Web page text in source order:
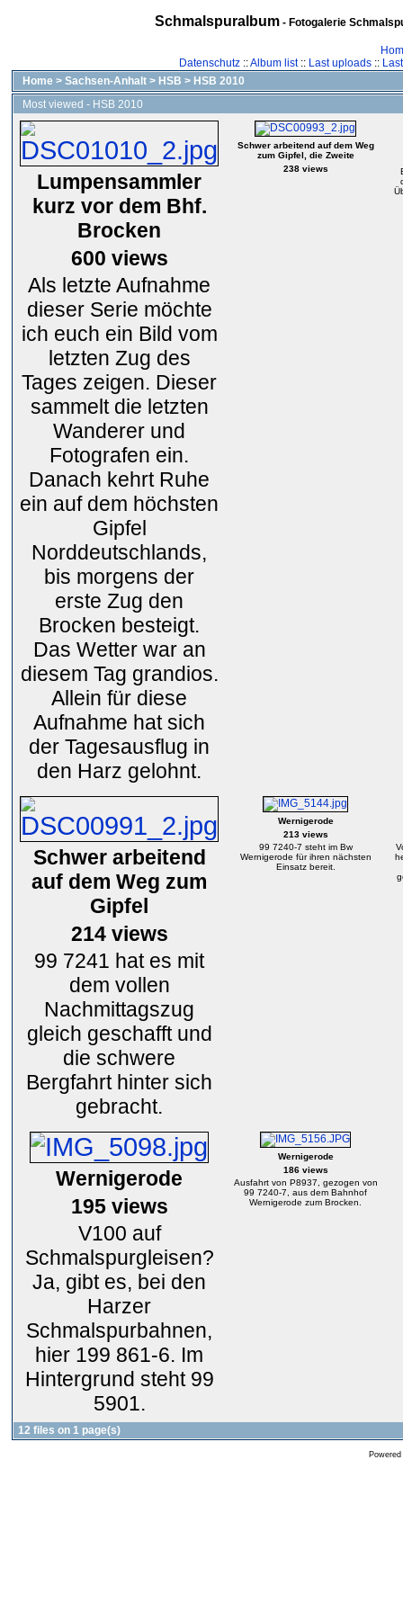
Schmalspuralbum- Fotogalerie
Datenschutz::Album list:: Last uploads::
Home > Sachsen-Anhalt > HSB > HSB 2010
Most viewed - HSB 2010
Lumpensammler
kurz vor dem Bhf.
Brocken
600 views
Als letzte Aufnahme
dieser Serie möchte
ich euch ein Bild vom
letzten Zug des
Tages zeigen. Dieser
sammelt die letzten
Wanderer und
Fotografen ein.
Danach kehrt Ruhe
ein auf dem höchsten
Gipfel
Norddeutschlands,
bis morgens der
erste Zug den
Brocken besteigt.
Das Wetter war an
diesem Tag grandios.
Allein für diese
Aufnahme hat sich
der Tagesausflug in
den Harz gelohnt.
Schwer arbeitend auf dem Weg
zum Gipfel, die Zweite
238 views
Schwer arbeitend
auf dem Weg zum
Gipfel
214 views
99 7241 hat es mit
dem vollen
Nachmittagszug
gleich geschafft und
die schwere
Bergfahrt hinter sich
gebracht.
Wernigerode
213 views
99 7240-7 steht im Bw
Wernigerode für ihren nächsten
Einsatz bereit.
Wernigerode
195 views
V100 auf
Schmalspurgleisen?
Ja, gibt es, bei den
Harzer
Schmalspurbahnen,
hier 199 861-6. Im
Hintergrund steht 99
5901.
Wernigerode
186 views
Ausfahrt von P8937, gezogen von
99 7240-7, aus dem Bahnhof
Wernigerode zum Brocken.
12 files on 1 page(s)